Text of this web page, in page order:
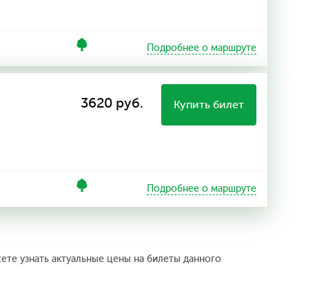
Подробнее о маршруте
3620 руб. Купить билет
Подробнее о маршруте
узнать актуальные цены на билеты данного